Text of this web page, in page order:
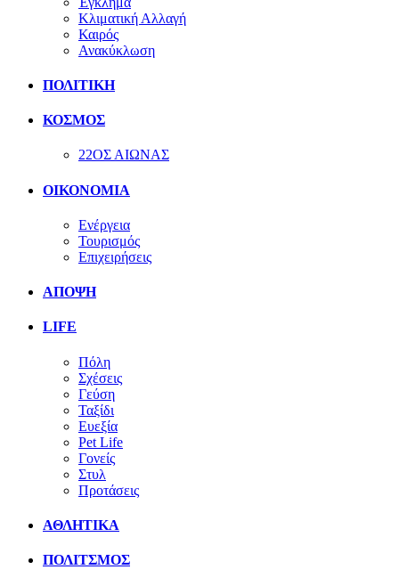
Κλιματική Αλλαγή
Καιρός
Ανακύκλωση
ΠΟΛΙΤΙΚΗ
ΚΟΣΜΟΣ
22ΟΣ ΑΙΩΝΑΣ
ΟΙΚΟΝΟΜΙΑ
Ενέργεια
Τουρισμός
Επιχειρήσεις
ΑΠΟΨΗ
LIFE
Πόλη
Σχέσεις
Γεύση
Ταξίδι
Ευεξία
Pet Life
Γονείς
Στυλ
Προτάσεις
ΑΘΛΗΤΙΚΑ
ΠΟΛΙΤΣΜΟΣ